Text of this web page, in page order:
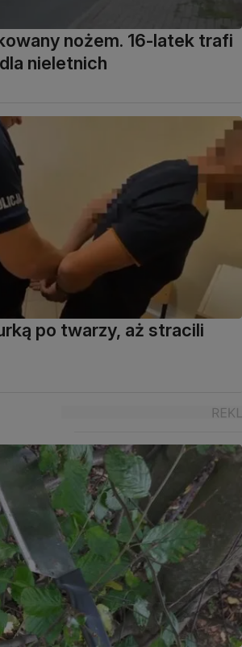
nożem. 16-latek trafi
nieletnich
po twarzy, aż stracili